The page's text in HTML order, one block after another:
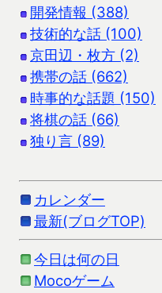
開発情報 (388)
技術的な話 (100)
京田辺・枚方 (2)
携帯の話 (662)
時事的な話題 (150)
将棋の話 (66)
独り言 (89)
カレンダー
最新(ブログTOP)
今日は何の日
Mocoゲーム